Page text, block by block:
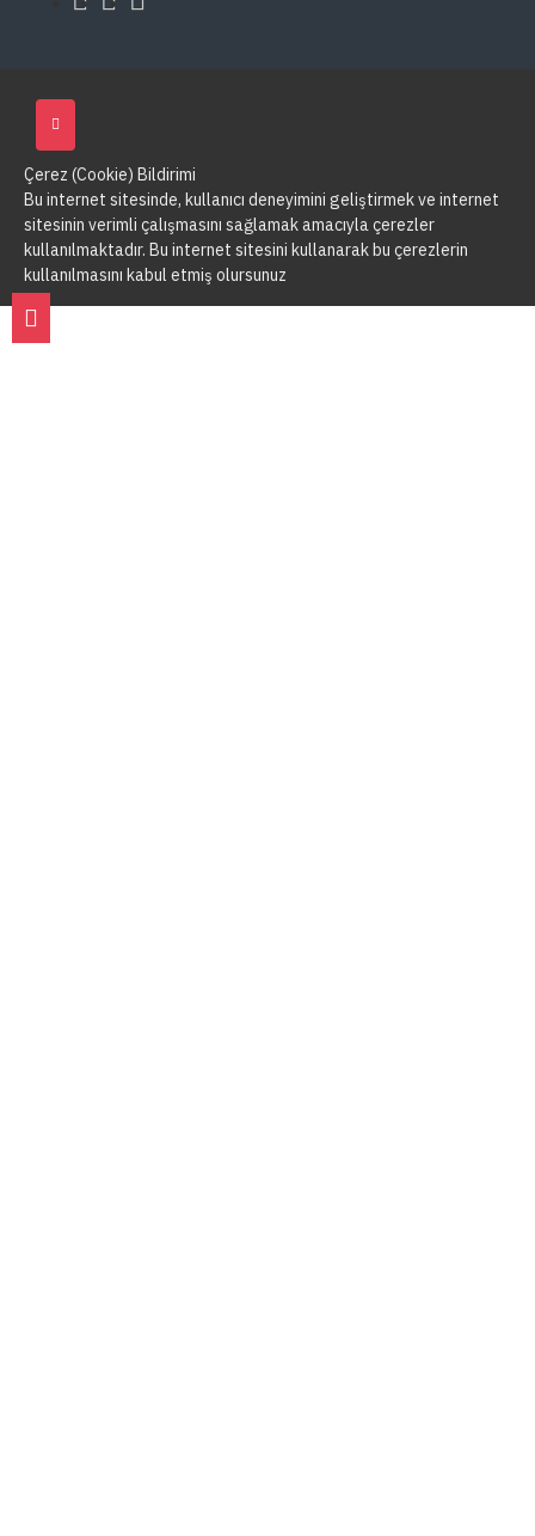
Çerez (Cookie) Bildirimi
Bu internet sitesinde, kullanıcı deneyimini geliştirmek ve internet
sitesinin verimli çalışmasını sağlamak amacıyla çerezler
kullanılmaktadır. Bu internet sitesini kullanarak bu çerezlerin
kullanılmasını kabul etmiş olursunuz